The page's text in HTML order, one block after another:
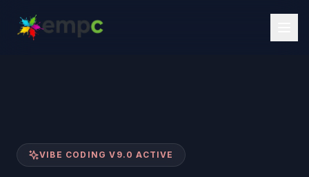
VIBE CODING V9.0 ACTIVE